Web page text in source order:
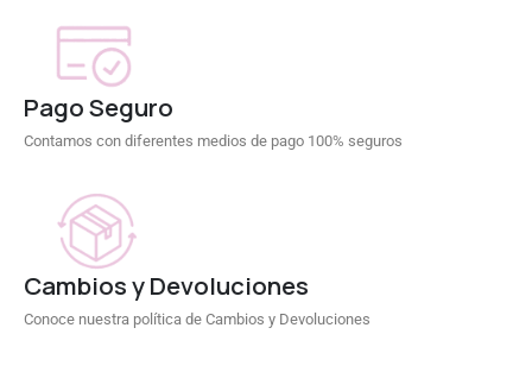
Pago Seguro
Contamos con diferentes medios de pago 100% seguros
Cambios y Devoluciones
Conoce nuestra política de Cambios y Devoluciones